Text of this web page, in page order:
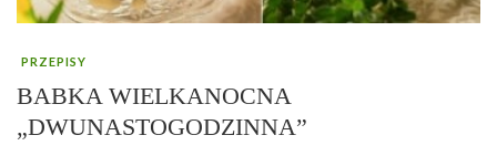
PRZEPISY
BABKA WIELKANOCNA
„DWUNASTOGODZINNA”